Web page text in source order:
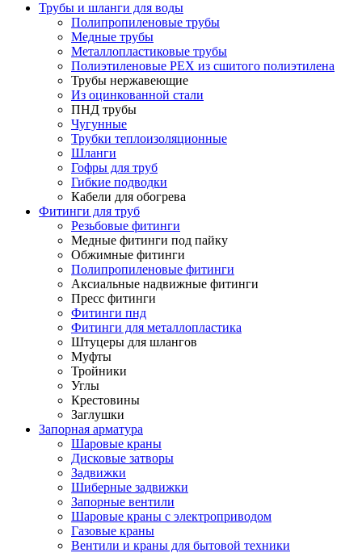
Трубы и шланги для воды
Полипропиленовые трубы
Медные трубы
Металлопластиковые трубы
Полиэтиленовые PEX из сшитого полиэтилена
Трубы нержавеющие
Из оцинкованной стали
ПНД трубы
Чугунные
Трубки теплоизоляционные
Шланги
Гофры для труб
Гибкие подводки
Кабели для обогрева
Фитинги для труб
Резьбовые фитинги
Медные фитинги под пайку
Обжимные фитинги
Полипропиленовые фитинги
Аксиальные надвижные фитинги
Пресс фитинги
Фитинги пнд
Фитинги для металлопластика
Штуцеры для шлангов
Муфты
Тройники
Углы
Крестовины
Заглушки
Запорная арматура
Шаровые краны
Дисковые затворы
Задвижки
Шиберные задвижки
Запорные вентили
Шаровые краны с электроприводом
Газовые краны
Вентили и краны для бытовой техники